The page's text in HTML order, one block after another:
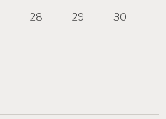
28 29 30